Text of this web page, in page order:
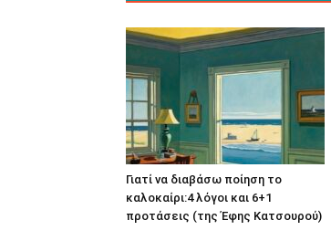
Γιατί να διαβάσω ποίηση το
καλοκαίρι:4 λόγοι και 6+1
προτάσεις (της Έφης Κατσουρού)